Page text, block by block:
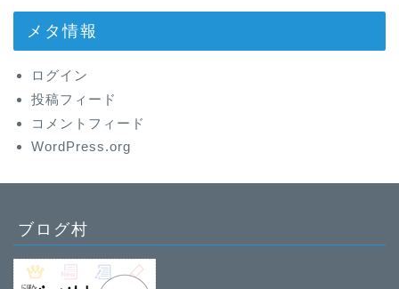
メタ情報
ログイン
投稿フィード
コメントフィード
WordPress.org
ブログ村